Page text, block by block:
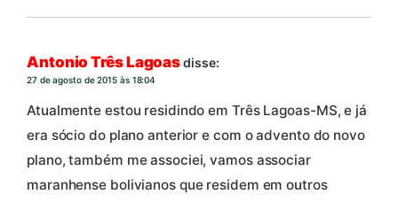
Antonio Três Lagoasdisse:
27 de agosto de 2015 às 18:04
Atualmente estou residindo em Três Lagoas-MS, e já
era sócio do plano anterior e com o advento do novo
plano, também me associei, vamos associar
maranhense bolivianos que residem em outros